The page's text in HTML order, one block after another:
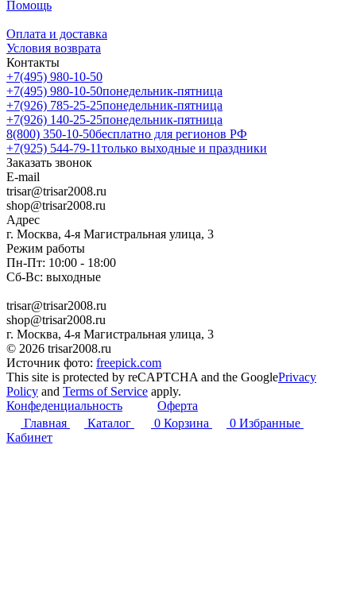
Помощь
Оплата и доставка
Условия возврата
Контакты
+7(495) 980-10-50
+7(495) 980-10-50понедельник-пятница
+7(926) 785-25-25понедельник-пятница
+7(926) 140-25-25понедельник-пятница
8(800) 350-10-50бесплатно для регионов РФ
+7(925) 544-79-11только выходные и праздники
Заказать звонок
E-mail
trisar@trisar2008.ru
shop@trisar2008.ru
Адрес
г. Москва, 4-я Магистральная улица, 3
Режим работы
Пн-Пт: 10:00 - 18:00
Сб-Вс: выходные
trisar@trisar2008.ru
shop@trisar2008.ru
г. Москва, 4-я Магистральная улица, 3
© 2026 trisar2008.ru
Источник фото: freepick.com
This site is protected by reCAPTCHA and the GooglePrivacy
Policy and Terms of Service apply.
Конфеденциальность
Оферта
Главная
Каталог 0 Корзина 0 Избранные
Кабинет